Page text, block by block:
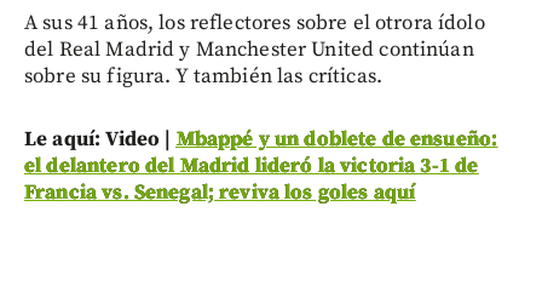
A sus 41 años, los reflectores sobre el otrora ídolo
del Real Madrid y Manchester United continúan
sobre su figura. Y también las críticas.
Le aquí: Video | Mbappé y un doblete de ensueño:
el delantero del Madrid lideró la victoria 3-1 de
Francia vs. Senegal; reviva los goles aquí